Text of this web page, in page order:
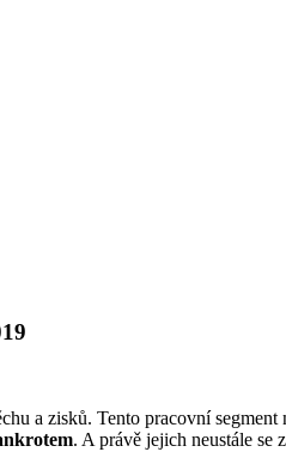
a zisků. Tento pracovní
. A právě jejich neustále se